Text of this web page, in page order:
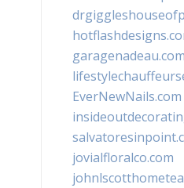
garagenadeau.com
EverNewNails.com
jovialfloralco.com